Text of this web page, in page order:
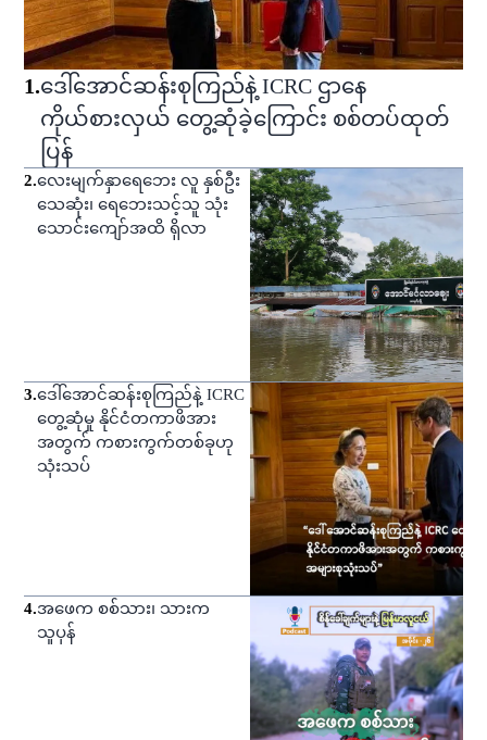
1.ဒေါ်အောင်ဆန်းစုကြည်နဲ့ ICRC ဌာနေ
ကိုယ်စားလှယ် တွေ့ဆုံခဲ့ကြောင်း စစ်တပ်ထုတ်
ပြန်
2.လေးမျက်နှာရေဘေး လူ နှစ်ဦး
သေဆုံး၊ ရေဘေးသင့်သူ သုံး
သောင်းကျော်အထိ ရှိလာ
3.ဒေါ်အောင်ဆန်းစုကြည်နဲ့ ICRC
တွေ့ဆုံမှု နိုင်ငံတကာဖိအား
အတွက် ကစားကွက်တစ်ခုဟု
သုံးသပ်
4.အဖေက စစ်သား၊ သားက
သူပုန်